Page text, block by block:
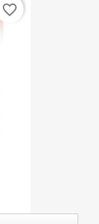
favorite_border